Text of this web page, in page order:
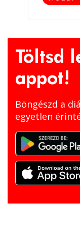
Töltsd
appot!
Böngészd a
egyetlen